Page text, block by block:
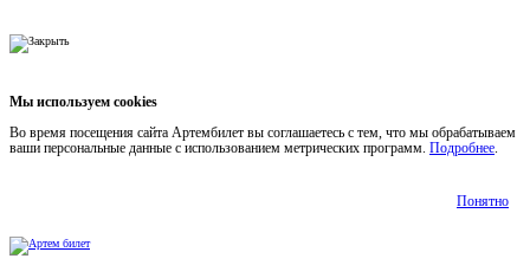
Мы используем cookies
Во время посещения сайта Артембилет вы соглашаетесь с тем, что мы обрабатываем
ваши персональные данные с использованием метрических программ. Подробнее.
Понятно